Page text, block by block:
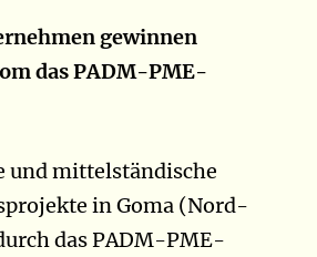
gewinnen
das PADM-PME-
und mittelständische
in Goma (Nord-
das PADM-PME-